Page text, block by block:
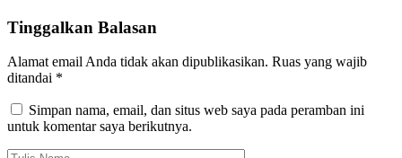
Tinggalkan Balasan
Alamat email Anda tidak akan dipublikasikan. Ruas yang wajib
ditandai *
Simpan nama, email, dan situs web saya pada peramban ini
untuk komentar saya berikutnya.